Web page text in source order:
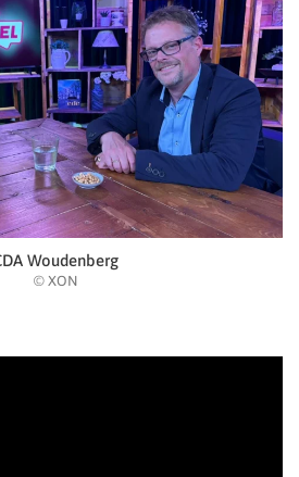
Woudenberg
© XON